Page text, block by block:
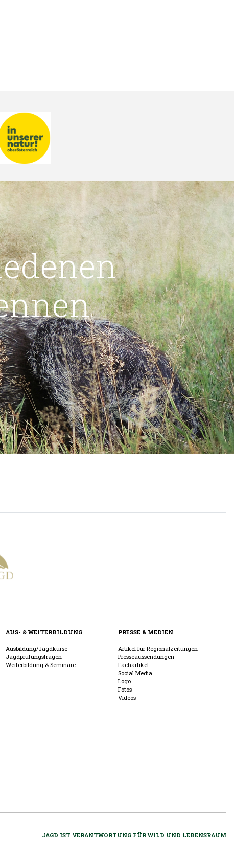
AUS- & WEITERBILDUNG
Ausbildung/Jagdkurse
Jagdprüfungsfragen
Weiterbildung & Seminare
PRESSE & MEDIEN
Artikel für Regionalzeitungen
Presseaussendungen
Fachartikel
Social Media
Logo
Fotos
Videos
JAGD IST VERANTWORTUNG FÜR WILD UND LEBENSRAUM